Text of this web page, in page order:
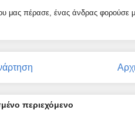
μας πέρασε, ένας άνδρας φορούσε
περιεχόμενο